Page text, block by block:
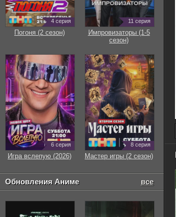
4 серия
Погоня (2 сезон)
11 серия
Импровизаторы (1-5
сезон)
6 серия
Игра вслепую (2026)
8 серия
Мастер игры (2 сезон)
Обновления Аниме все